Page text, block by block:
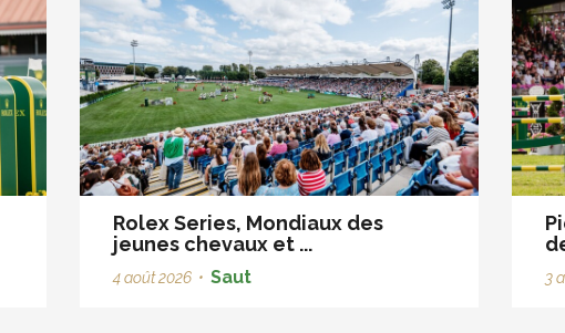
Rolex Series, Mondiaux des
jeunes chevaux et ...
4 août 2026 • Saut 3